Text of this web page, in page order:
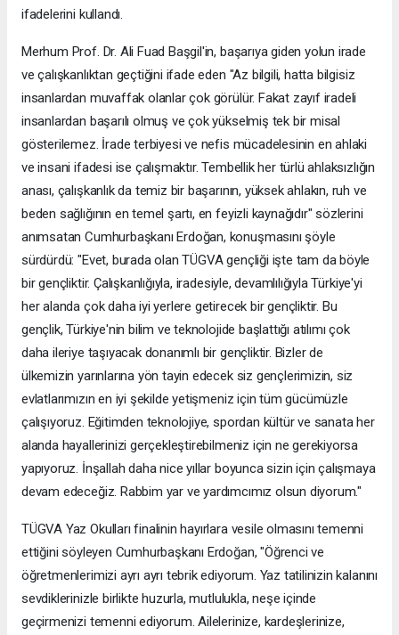
ifadelerini kullandı.
Merhum Prof. Dr. Ali Fuad Başgil'in, başarıya giden yolun irade
ve çalışkanlıktan geçtiğini ifade eden "Az bilgili, hatta bilgisiz
insanlardan muvaffak olanlar çok görülür. Fakat zayıf iradeli
insanlardan başarılı olmuş ve çok yükselmiş tek bir misal
gösterilemez. İrade terbiyesi ve nefis mücadelesinin en ahlaki
ve insani ifadesi ise çalışmaktır. Tembellik her türlü ahlaksızlığın
anası, çalışkanlık da temiz bir başarının, yüksek ahlakın, ruh ve
beden sağlığının en temel şartı, en feyizli kaynağıdır" sözlerini
anımsatan Cumhurbaşkanı Erdoğan, konuşmasını şöyle
sürdürdü: "Evet, burada olan TÜGVA gençliği işte tam da böyle
bir gençliktir. Çalışkanlığıyla, iradesiyle, devamlılığıyla Türkiye'yi
her alanda çok daha iyi yerlere getirecek bir gençliktir. Bu
gençlik, Türkiye'nin bilim ve teknolojide başlattığı atılımı çok
daha ileriye taşıyacak donanımlı bir gençliktir. Bizler de
ülkemizin yarınlarına yön tayin edecek siz gençlerimizin, siz
evlatlarımızın en iyi şekilde yetişmeniz için tüm gücümüzle
çalışıyoruz. Eğitimden teknolojiye, spordan kültür ve sanata her
alanda hayallerinizi gerçekleştirebilmeniz için ne gerekiyorsa
yapıyoruz. İnşallah daha nice yıllar boyunca sizin için çalışmaya
devam edeceğiz. Rabbim yar ve yardımcımız olsun diyorum."
TÜGVA Yaz Okulları finalinin hayırlara vesile olmasını temenni
ettiğini söyleyen Cumhurbaşkanı Erdoğan, "Öğrenci ve
öğretmenlerimizi ayrı ayrı tebrik ediyorum. Yaz tatilinizin kalanını
sevdiklerinizle birlikte huzurla, mutlulukla, neşe içinde
geçirmenizi temenni ediyorum. Ailelerinize, kardeşlerinize,